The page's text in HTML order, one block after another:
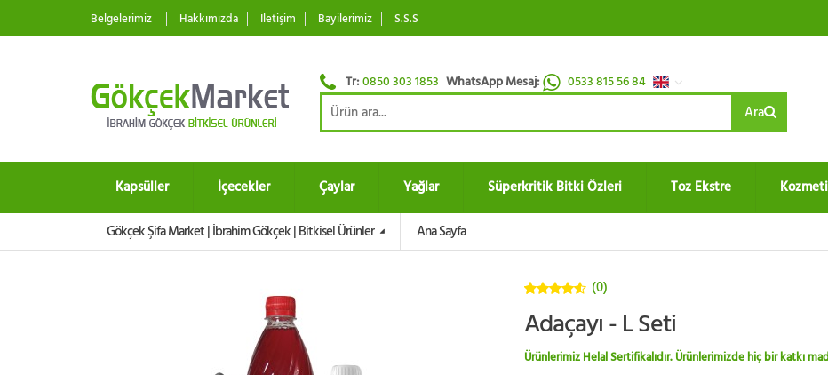
Belgelerimiz Hakkımızda İletişim Bayilerimiz S.S.S
Tr:0850 303 1853 WhatsApp Mesaj: 0533 815 56 84
Ara
Kapsüller İçecekler Çaylar Yağlar Süperkritik Bitki Özleri Toz Ekstre
Gökçek Şifa Market | İbrahim Gökçek | Bitkisel Ürünler Ana Sayfa
üzerinden
(0)
Adaçayı - L Seti
Ürünlerimiz Helal Sertifikalıdır. Ürünlerimizde hiç bir katkı